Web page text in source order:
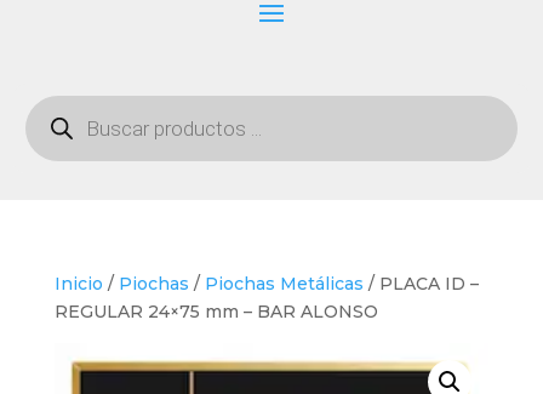
Búsqueda
de
productos
Inicio / Piochas / Piochas Metálicas / PLACA ID –
REGULAR 24×75 mm – BAR ALONSO